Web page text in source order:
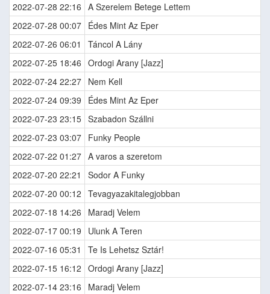
2022-07-28 22:16 A Szerelem Betege Lettem
2022-07-28 00:07 Édes Mint Az Eper
2022-07-26 06:01
Táncol A Lány
2022-07-25 18:46 Ordogi Arany [Jazz]
2022-07-24 22:27 Nem Kell
2022-07-24 09:39
Édes Mint Az Eper
2022-07-23 23:15 Szabadon Szállni
2022-07-23 03:07 Funky People
2022-07-22 01:27 A varos a szeretom
2022-07-20 22:21
Sodor A Funky
2022-07-20 00:12 Tevagyazakitalegjobban
2022-07-18 14:26
Maradj Velem
2022-07-17 00:19
Ulunk A Teren
2022-07-16 05:31
Te Is Lehetsz Sztár!
2022-07-15 16:12 Ordogi Arany [Jazz]
2022-07-14 23:16
Maradj Velem